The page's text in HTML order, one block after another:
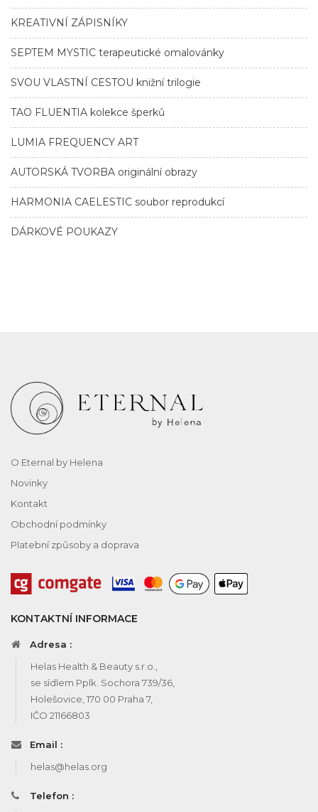
KREATIVNÍ ZÁPISNÍKY
SEPTEM MYSTIC terapeutické omalovánky
SVOU VLASTNÍ CESTOU knižní trilogie
TAO FLUENTIA kolekce šperků
LUMIA FREQUENCY ART
AUTORSKÁ TVORBA originální obrazy
HARMONIA CAELESTIC soubor reprodukcí
DÁRKOVÉ POUKAZY
O Eternal by Helena
Novinky
Kontakt
Obchodní podmínky
Platební způsoby a doprava
KONTAKTNÍ INFORMACE
Adresa :
Helas Health & Beauty s.r.o.,
se sídlem Pplk. Sochora 739/36,
Holešovice, 170 00 Praha 7,
IČO 21166803
Email :
helas@helas.org
Telefon :